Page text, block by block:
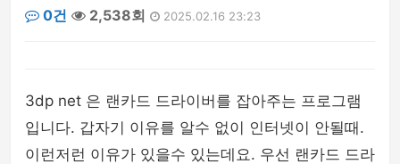
0건
2,538회 2025.02.16 23:23
3dp net 은 랜카드 드라이버를 잡아주는 프로그램
입니다. 갑자기 이유를 알수 없이 인터넷이 안될때.
이런저런 이유가 있을수 있는데요. 우선 랜카드 드라